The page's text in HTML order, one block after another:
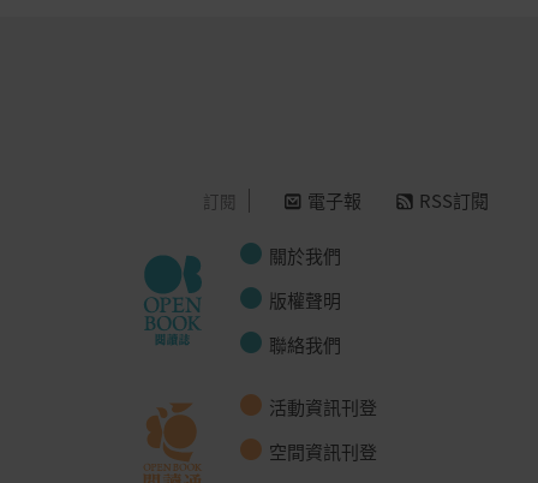
訂閱 電子報 RSS訂閱
關於我們
版權聲明
聯絡我們
活動資訊刊登
空間資訊刊登